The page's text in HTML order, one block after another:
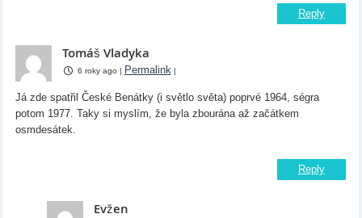
Reply
Tomáš Vladyka
6 roky ago | Permalink |
Já zde spatřil České Benátky (i světlo světa) poprvé 1964, ségra
potom 1977. Taky si myslím, že byla zbourána až začátkem
osmdesátek.
Reply
Evžen